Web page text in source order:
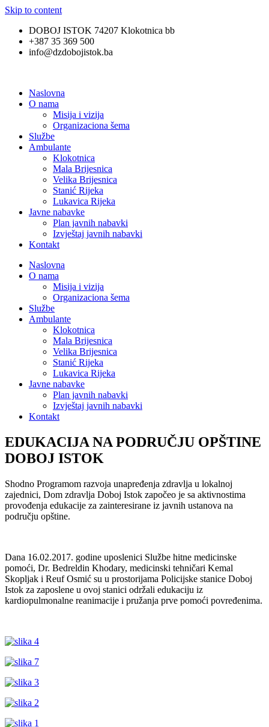
Skip to content
DOBOJ ISTOK 74207 Klokotnica bb
+387 35 369 500
info@dzdobojistok.ba
Naslovna
O nama
Misija i vizija
Organizaciona šema
Službe
Ambulante
Klokotnica
Mala Brijesnica
Velika Brijesnica
Stanić Rijeka
Lukavica Rijeka
Javne nabavke
Plan javnih nabavki
Izvještaj javnih nabavki
Kontakt
Naslovna
O nama
Misija i vizija
Organizaciona šema
Službe
Ambulante
Klokotnica
Mala Brijesnica
Velika Brijesnica
Stanić Rijeka
Lukavica Rijeka
Javne nabavke
Plan javnih nabavki
Izvještaj javnih nabavki
Kontakt
EDUKACIJA NA PODRUČJU OPŠTINE
DOBOJ ISTOK
Shodno Programom razvoja unapređenja zdravlja u lokalnoj
zajednici, Dom zdravlja Doboj Istok započeo je sa aktivnostima
provođenja edukacije za zainteresirane iz javnih ustanova na
području opštine.
Dana 16.02.2017. godine uposlenici Službe hitne medicinske
pomoći, Dr. Bedreldin Khodary, medicinski tehničari Kemal
Skopljak i Reuf Osmić su u prostorijama Policijske stanice Doboj
Istok za zaposlene u ovoj stanici održali edukaciju iz
kardiopulmonalne reanimacije i pružanja prve pomoći povređenima.